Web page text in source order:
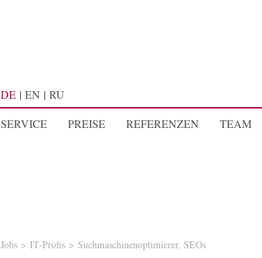
DE EN
RU
SERVICE
PREISE REFERENZEN TEAM
Jobs IT-Profis Suchmaschinenoptimierer, SEOs